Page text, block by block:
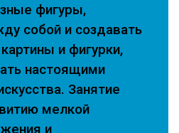
фигуры,
собой и создавать
и фигурки,
настоящими
Занятие
мелкой
и